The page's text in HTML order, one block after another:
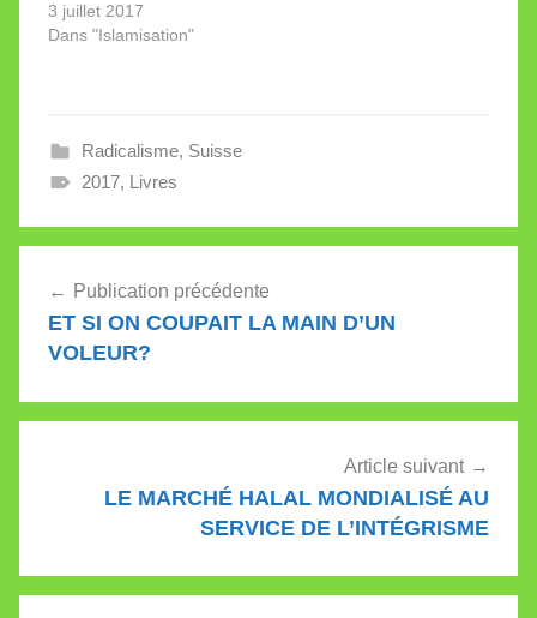
radicalisme dans les
mosquées suisses" sur
France, mais oui, en
Suisse aussi, la pire
l’histoire connue…
3 juillet 2017
Dans "Islamisation"
Radicalisme, Suisse
2017, Livres
de
l’article
Publication précédente
ET SI ON COUPAIT LA MAIN D’UN
VOLEUR?
Article suivant
LE MARCHÉ HALAL MONDIALISÉ AU
SERVICE DE L’INTÉGRISME